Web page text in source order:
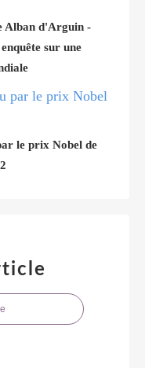
Alban d'Arguin -
sur une
le prix Nobel de